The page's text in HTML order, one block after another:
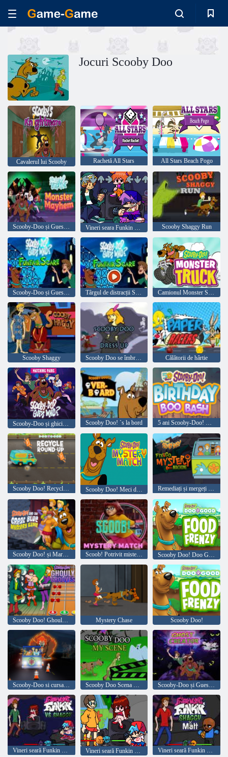
Jocuri Scooby Doo
Cavalerul lui Scooby Rachetă All Stars All Stars Beach Pogo
Scooby-Doo și Guess Who? Monster Mayhem Scooby Shaggy Run
Scooby-Doo și Guess Who Funfair Sperie Târgul de distracții Sperie Camionul Monster Scooby-Doo
Scooby Shaggy Scooby Doo se îmbracă Călătorii de hârtie
Scooby Doo! `s la bord 5 ani Scooby-Doo! Ziua de naștere Boo Bash
Scooby Doo! Recycle Round-up Scooby Doo! Meci de Mystery Remediați și mergeți cu mister
Scooby Doo! și Marele Mister Albastru Scoob! Potrivit misterului Scooby Doo! Doo Good Food Frenzy
Scooby Doo! Ghouly Grooves Mystery Chase Scooby Doo!
Scooby-Doo si cursa pentru Wrestlemania Scooby Doo Scena mea Scooby-Doo și Guess Who Ghost Creator
Vineri seară Funkin ”vs Velma Dinkley